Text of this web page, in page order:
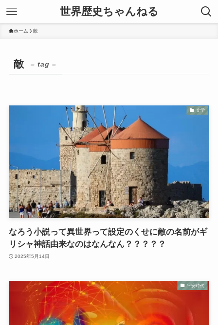
世界歴史ちゃんねる
ホーム 敵
敵 – tag –
文学
なろう小説って異世界って設定のくせに敵の名前がギ
リシャ神話由来なのはなんなん？？？？？
2025年5月14日
平安時代